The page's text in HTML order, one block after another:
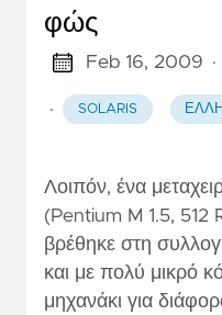
φώς
Feb 16, 2009
· SOLARIS
Λοιπόν, ένα
(Pentium M 1.5,
βρέθηκε στη
και με πολύ μικρό
μηχανάκι για